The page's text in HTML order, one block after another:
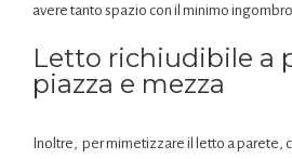
avere tanto spazio con il minimo ingombro.
Letto richiudibile a
piazza e mezza
Inoltre, per mimetizzare il letto a parete,